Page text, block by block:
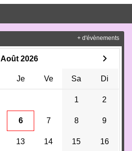
Août 2026
Je Ve Sa Di
1 2
6 7 8 9
13 14 15 16
+ d'évènements